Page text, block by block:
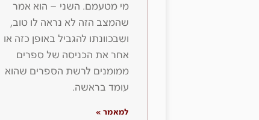
מי מטעמם. השני – הוא אמר
שהמצב הזה לא נראה לו טוב,
ושבכוונתו להגביל באופן כזה או
אחר את הכניסה של ספרים
ממומנים לרשת הספרים שהוא
עומד בראשה.
למאמר »